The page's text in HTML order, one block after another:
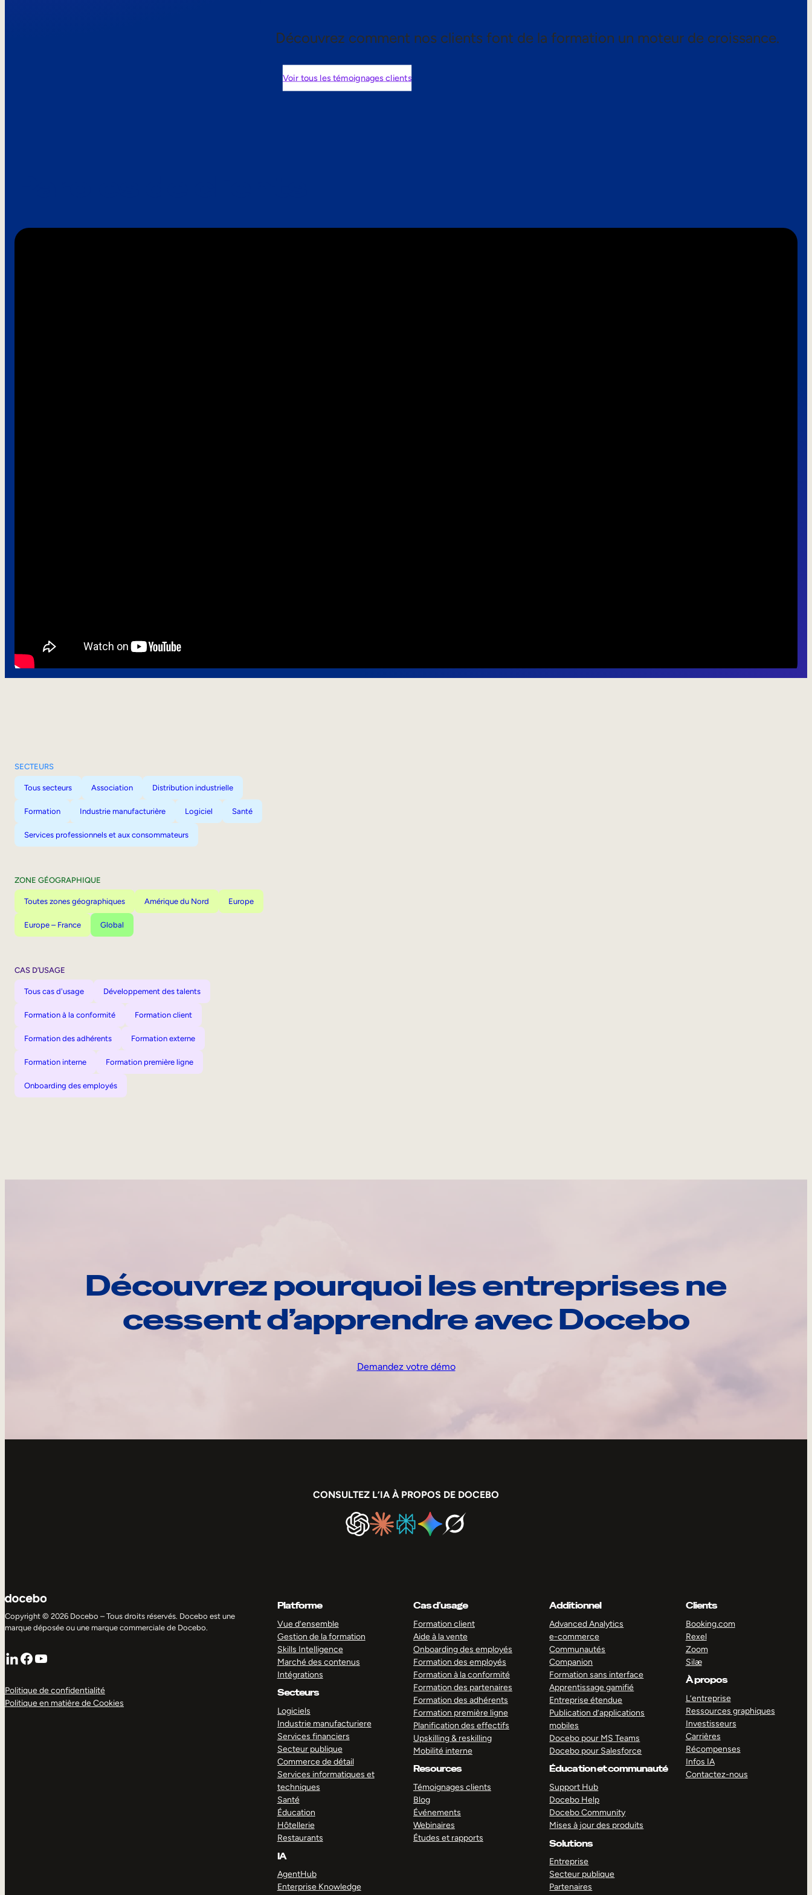
Découvrez comment nos clients font de la formation un moteur de croissance.
Voir tous les témoignages clients
SECTEURS
Tous secteurs Association Distribution industrielle
Formation Industrie manufacturière Logiciel Santé
Services professionnels et aux consommateurs
ZONE GÉOGRAPHIQUE
Toutes zones géographiques Amérique du Nord Europe
Europe – France Global
CAS D’USAGE
Tous cas d'usage Développement des talents
Formation à la conformité Formation client
Formation des adhérents Formation externe
Formation interne Formation première ligne
Onboarding des employés
Découvrez pourquoi les entreprises ne
cessent d’apprendre avec Docebo
Demandez votre démo
CONSULTEZ L’IA À PROPOS DE DOCEBO
Copyright © 2026 Docebo – Tous droits réservés. Docebo est une
marque déposée ou une marque commerciale de Docebo.
LinkedIn
Facebook
YouTube
Politique de confidentialité
Politique en matière de Cookies
Platforme
Vue d’ensemble
Gestion de la formation
Skills Intelligence
Marché des contenus
Intégrations
Secteurs
Logiciels
Industrie manufacturiere
Services financiers
Secteur publique
Commerce de détail
Services informatiques et
techniques
Santé
Éducation
Hôtellerie
Restaurants
IA
AgentHub
Enterprise Knowledge
Cas d’usage
Formation client
Aide à la vente
Onboarding des employés
Formation des employés
Formation à la conformité
Formation des partenaires
Formation des adhérents
Formation première ligne
Planification des effectifs
Upskilling & reskilling
Mobilité interne
Resources
Témoignages clients
Blog
Événements
Webinaires
Études et rapports
Additionnel
Advanced Analytics
e-commerce
Communautés
Companion
Formation sans interface
Apprentissage gamifié
Entreprise étendue
Publication d’applications
mobiles
Docebo pour MS Teams
Docebo pour Salesforce
Éducation et communauté
Support Hub
Docebo Help
Docebo Community
Mises à jour des produits
Solutions
Entreprise
Secteur publique
Partenaires
Clients
Booking.com
Rexel
Zoom
Silæ
À propos
L’entreprise
Ressources graphiques
Investisseurs
Carrières
Récompenses
Infos IA
Contactez-nous